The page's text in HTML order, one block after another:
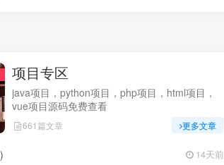
项目专区
java项目，python项目，php项目，html项目，
vue项目源码免费查看
661篇文章 更多文章
14天前